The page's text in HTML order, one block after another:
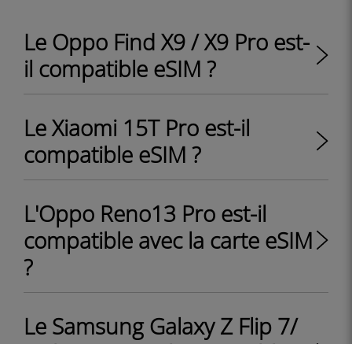
Le Oppo Find X9 / X9 Pro est-
il compatible eSIM ?
Le Xiaomi 15T Pro est-il
compatible eSIM ?
L'Oppo Reno13 Pro est-il
compatible avec la carte eSIM
?
Le Samsung Galaxy Z Flip 7/